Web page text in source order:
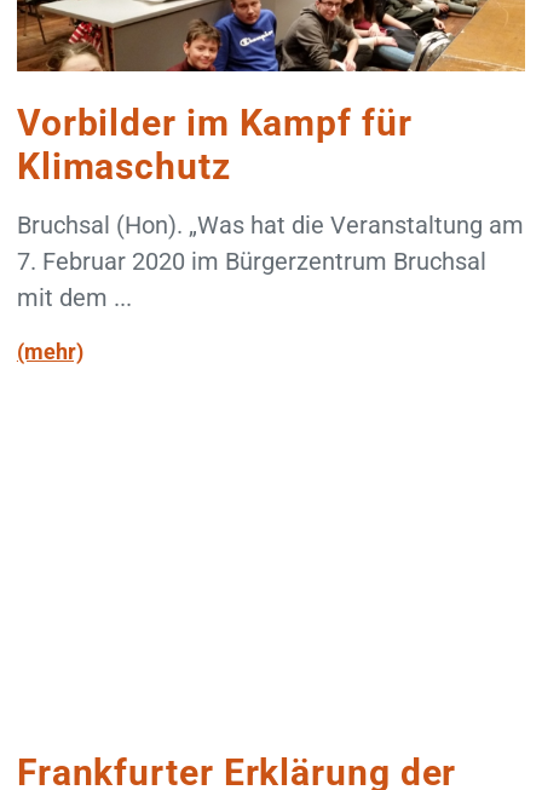
Vorbilder im Kampf für
Klimaschutz
Bruchsal (Hon). „Was hat die Veranstaltung am
7. Februar 2020 im Bürgerzentrum Bruchsal
mit dem ...
(mehr)
Frankfurter Erklärung der